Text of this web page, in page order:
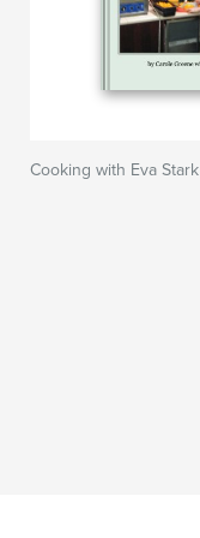
Cooking with Eva Stark